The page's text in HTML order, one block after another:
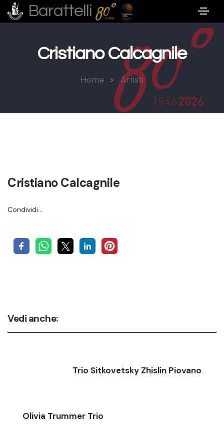
Barattelli
Cristiano Calcagnile
Home Artisti
Cristiano Calcagnile
Condividi…
Vedi anche:
Trio Sitkovetsky Zhislin Piovano
Olivia Trummer Trio